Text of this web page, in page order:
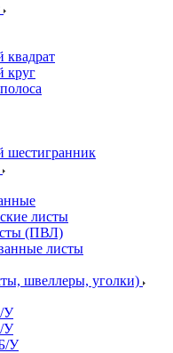
квадрат
круг
шестигранник
листы
(ПВЛ)
листы
швеллеры, уголки)
У
У
У